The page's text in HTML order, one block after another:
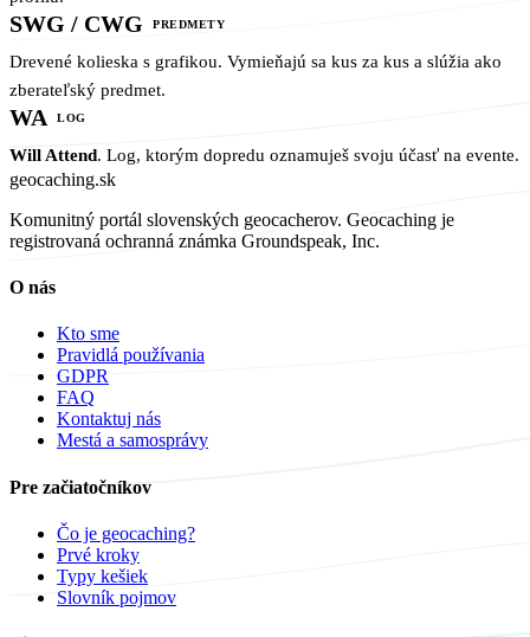
SWG / CWG PREDMETY
Drevené kolieska s grafikou. Vymieňajú sa kus za kus a slúžia ako
zberateľský predmet.
WA LOG
Will Attend. Log, ktorým dopredu oznamuješ svoju účasť na evente.
geocaching.sk
Komunitný portál slovenských geocacherov. Geocaching je
registrovaná ochranná známka Groundspeak, Inc.
O nás
Kto sme
Pravidlá používania
GDPR
FAQ
Kontaktuj nás
Mestá a samosprávy
Pre začiatočníkov
Čo je geocaching?
Prvé kroky
Typy kešiek
Slovník pojmov